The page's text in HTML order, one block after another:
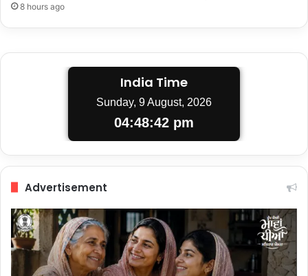
8 hours ago
India Time
Sunday, 9 August, 2026
04:48:42 pm
Advertisement